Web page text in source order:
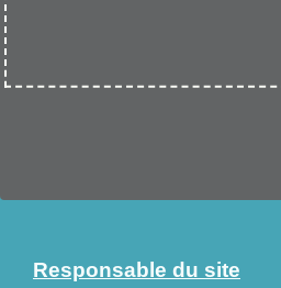
Responsable du site